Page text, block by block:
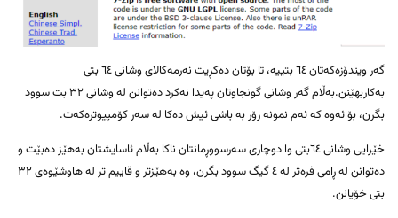
گەر ویندۆزەکەتان ٦٤ بتییە، تا بۆتان دەکڕیت نەرمەکالای وشانی ٦٤ بتی
بەکاربهێنن.بەڵام گەر وشانی گونجاوتان پەیدا نەکرد دەتوانن لە وشانی ٣٢ بت سوود
بگرن، بۆ ئەوە کە ئەم نمونە زۆر بە باشی ئیش دەکا لە سەر کۆمپیوترەکەت.
خێرایی وشانی ٦٤بتی وا دوچاری سەرسووڕمانتان ناکا بەڵام ئاسایشتان بەهێز دەبێت و
دەتوانن لە ڕامی فرەتر لە ٤ گیگ سوود بگرن، وە بەهێزتر و قاییم تر لە هاوشێوەی ٣٢
بتی خۆیانن.